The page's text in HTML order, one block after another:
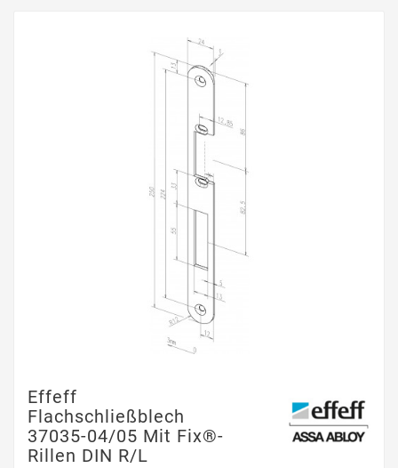
Effeff
Flachschließblech
37035-04/05 Mit Fix®-
Rillen DIN R/L